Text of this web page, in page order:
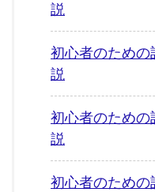
説
初心者のため
説
初心者のため
説
初心者のため